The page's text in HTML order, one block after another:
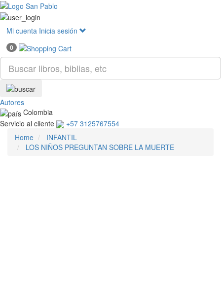
Mi cuenta Inicia sesión
0
Autores
Colombia
Servicio al cliente
+57 3125767554
Home
INFANTIL
LOS NIÑOS PREGUNTAN SOBRE LA MUERTE